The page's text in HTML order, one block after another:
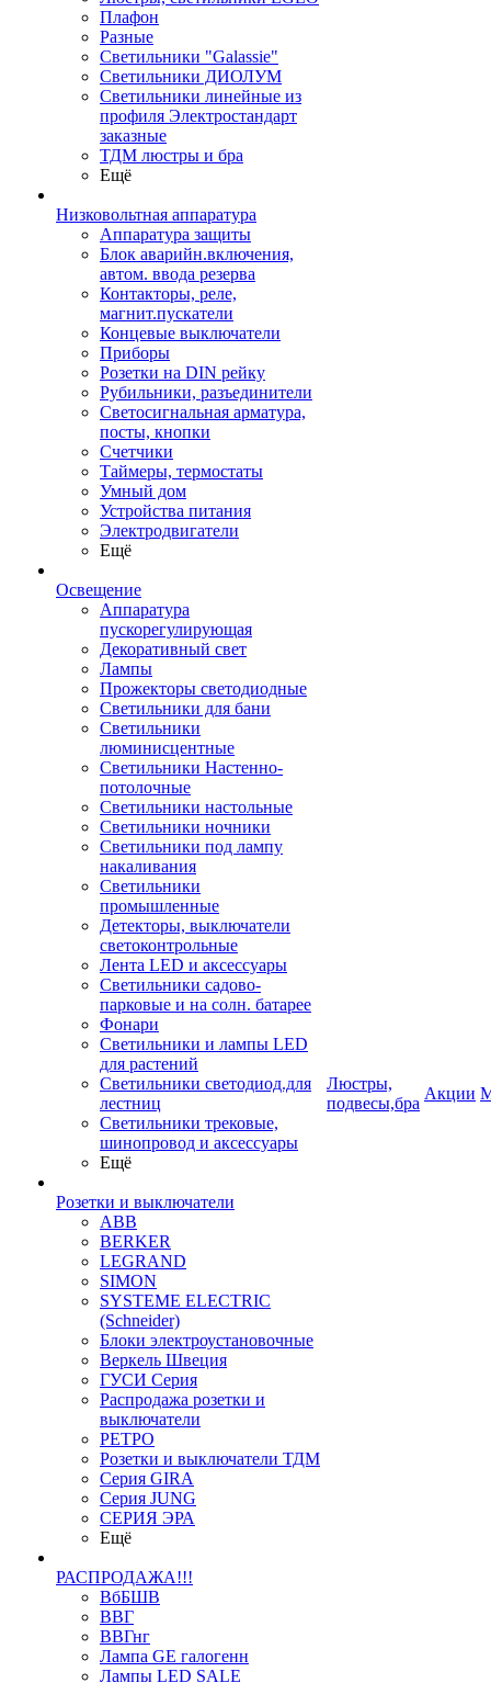
Плафон
Разные
Светильники "Galassie"
Светильники ДИОЛУМ
Светильники линейные из
профиля Электростандарт
заказные
ТДМ люстры и бра
Ещё
Низковольтная аппаратура
Аппаратура защиты
Блок аварийн.включения,
автом. ввода резерва
Контакторы, реле,
магнит.пускатели
Концевые выключатели
Приборы
Розетки на DIN рейку
Рубильники, разъединители
Светосигнальная арматура,
посты, кнопки
Счетчики
Таймеры, термостаты
Умный дом
Устройства питания
Электродвигатели
Ещё
Освещение
Аппаратура
пускорегулирующая
Декоративный свет
Лампы
Прожекторы светодиодные
Светильники для бани
Светильники
люминисцентные
Светильники Настенно-
потолочные
Светильники настольные
Светильники ночники
Светильники под лампу
накаливания
Светильники
промышленные
Детекторы, выключатели
светоконтрольные
Лента LED и аксессуары
Светильники садово-
парковые и на солн. батарее
Фонари
Светильники и лампы LED
для растений
Светильники светодиод.для
лестниц
Светильники трековые,
шинопровод и аксессуары
Ещё
Розетки и выключатели
ABB
BERKER
LEGRAND
SIMON
SYSTEME ELECTRIC
(Schneider)
Блоки электроустановочные
Веркель Швеция
ГУСИ Серия
Распродажа розетки и
выключатели
РЕТРО
Розетки и выключатели ТДМ
Серия GIRA
Серия JUNG
СЕРИЯ ЭРА
Ещё
РАСПРОДАЖА!!!
ВбБШВ
ВВГ
ВВГнг
Лампа GE галогенн
Лампы LED SALE
Люстры,
подвесы,бра
Акции